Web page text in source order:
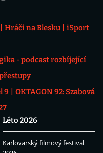
Hráči na Blesku
iSport
- podcast rozbíjející
9
OKTAGON 92: Szabová
Léto 2026
Karlovarský filmový festival